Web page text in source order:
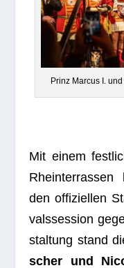
Prinz Mar­cus I.
Mit einem
den offi­zi­el­len
vals­ses­sion
stal­tung stand
scher und